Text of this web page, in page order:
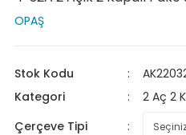
OPAŞ
Stok Kodu
Kategori
2 Aç 2
Çerçeve Tipi